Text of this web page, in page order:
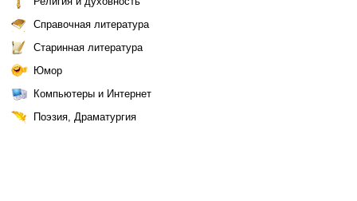
Справочная литература
Старинная литература
Юмор
Компьютеры и Интернет
Поэзия, Драматургия